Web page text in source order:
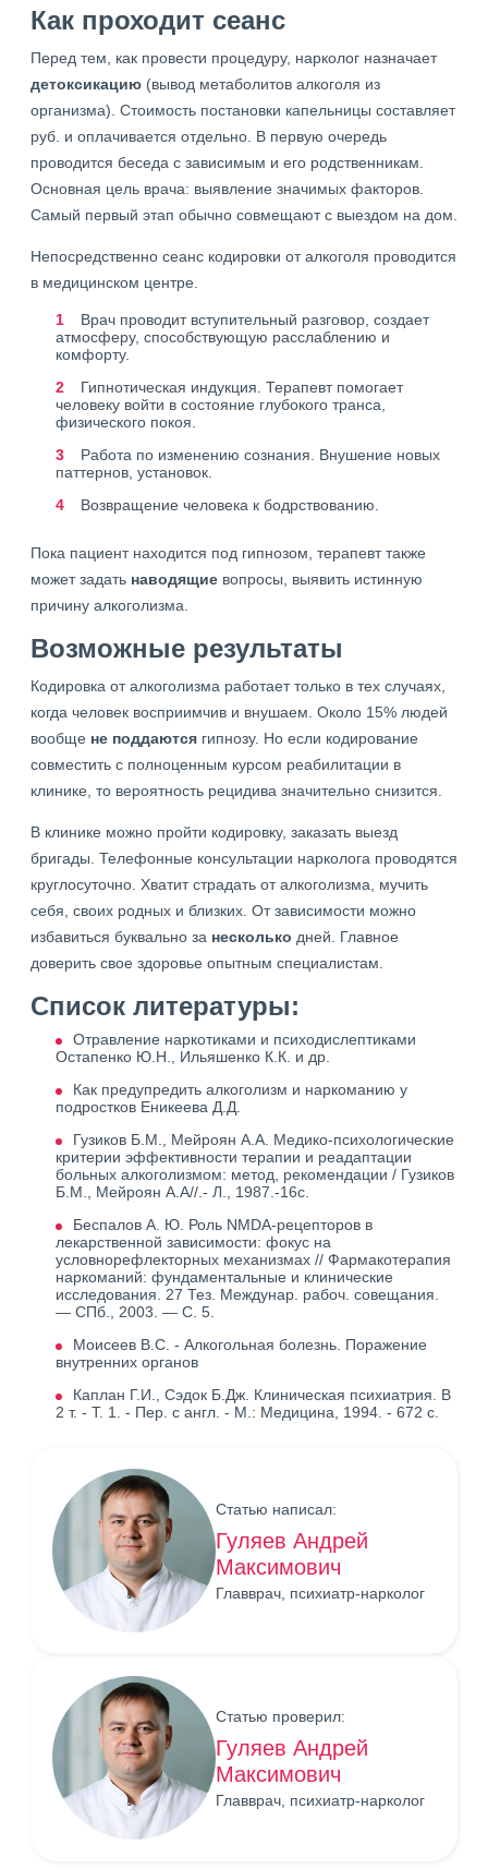
Как проходит сеанс
Перед тем, как провести процедуру, нарколог назначает
детоксикацию (вывод метаболитов алкоголя из
организма). Стоимость постановки капельницы составляет
руб. и оплачивается отдельно. В первую очередь
проводится беседа с зависимым и его родственникам.
Основная цель врача: выявление значимых факторов.
Самый первый этап обычно совмещают с выездом на дом.
Непосредственно сеанс кодировки от алкоголя проводится
в медицинском центре.
Врач проводит вступительный разговор, создает
атмосферу, способствующую расслаблению и
комфорту.
Гипнотическая индукция. Терапевт помогает
человеку войти в состояние глубокого транса,
физического покоя.
Работа по изменению сознания. Внушение новых
паттернов, установок.
Возвращение человека к бодрствованию.
Пока пациент находится под гипнозом, терапевт также
может задать наводящие вопросы, выявить истинную
причину алкоголизма.
Возможные результаты
Кодировка от алкоголизма работает только в тех случаях,
когда человек восприимчив и внушаем. Около 15% людей
вообще не поддаются гипнозу. Но если кодирование
совместить с полноценным курсом реабилитации в
клинике, то вероятность рецидива значительно снизится.
В клинике можно пройти кодировку, заказать выезд
бригады. Телефонные консультации нарколога проводятся
круглосуточно. Хватит страдать от алкоголизма, мучить
себя, своих родных и близких. От зависимости можно
избавиться буквально за несколько дней. Главное
доверить свое здоровье опытным специалистам.
Список литературы:
Отравление наркотиками и психодислептиками
Остапенко Ю.Н., Ильяшенко К.К. и др.
Как предупредить алкоголизм и наркоманию у
подростков Еникеева Д.Д.
Гузиков Б.М., Мейроян А.А. Медико-психологические
критерии эффективности терапии и реадаптации
больных алкоголизмом: метод, рекомендации / Гузиков
Б.М., Мейроян А.А//.- Л., 1987.-16с.
Беспалов А. Ю. Роль NMDA-рецепторов в
лекарственной зависимости: фокус на
условнорефлекторных механизмах // Фармакотерапия
наркоманий: фундаментальные и клинические
исследования. 27 Тез. Междунар. рабоч. совещания.
— СПб., 2003. — С. 5.
Моисеев В.С. - Алкогольная болезнь. Поражение
внутренних органов
Каплан Г.И., Сэдок Б.Дж. Клиническая психиатрия. В
2 т. - Т. 1. - Пер. с англ. - М.: Медицина, 1994. - 672 с.
Статью написал:
Гуляев Андрей
Максимович
Главврач, психиатр-нарколог
Статью проверил:
Гуляев Андрей
Максимович
Главврач, психиатр-нарколог